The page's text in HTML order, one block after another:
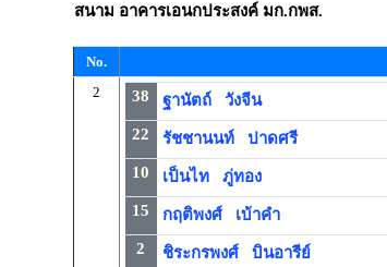
สนาม อาคารเอนกประสงค์ มก.กพส.
No.
2
38 ฐานัตถ์ วังจีน
22 รัชชานนท์ ปาดศรี
10 เป็นไท ภู่ทอง
15 กฤติพงศ์ เบ้าคำ
2 ชิระกรพงศ์ บินอารีย์